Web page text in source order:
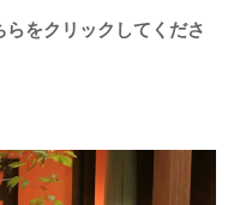
をクリックしてくださ